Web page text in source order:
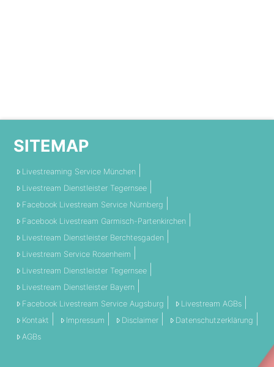
SITEMAP
Livestreaming Service München
Livestream Dienstleister Tegernsee
Facebook Livestream Service Nürnberg
Facebook Livestream Garmisch-Partenkirchen
Livestream Dienstleister Berchtesgaden
Livestream Service Rosenheim
Livestream Dienstleister Tegernsee
Livestream Dienstleister Bayern
Facebook Livestream Service Augsburg
Livestream AGBs
Kontakt
Impressum Disclaimer
Datenschutzerklärung
AGBs